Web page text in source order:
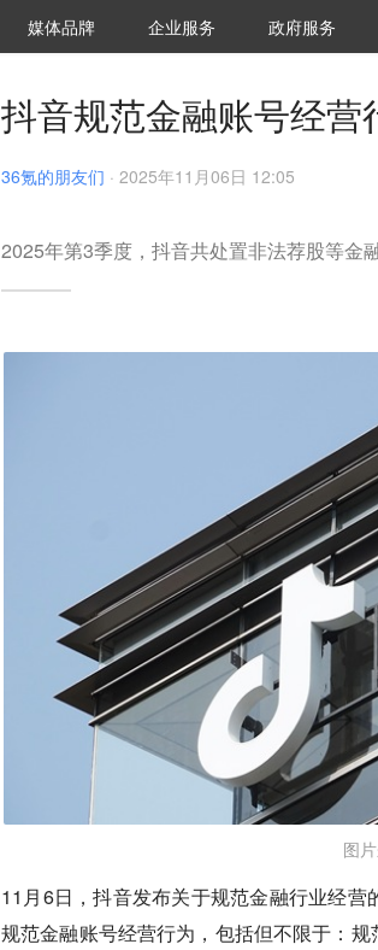
媒体品牌 36Kr研究院
企业服务 城市之窗
政府服务
抖音规范金融账号经营
36氪的朋友们 · 2025年11月06日 12:05
2025年第3季度，抖音共处置非法荐股等金
图
11月6日，抖音发布关于规范金融行业经
规范金融账号经营行为，包括但不限于：